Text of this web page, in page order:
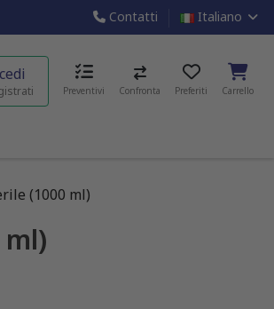
Contatti Italiano
Preventivi Confronta Preferiti Carrello
(1000 ml)